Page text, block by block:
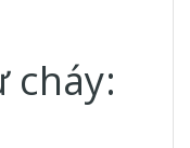
cháy: